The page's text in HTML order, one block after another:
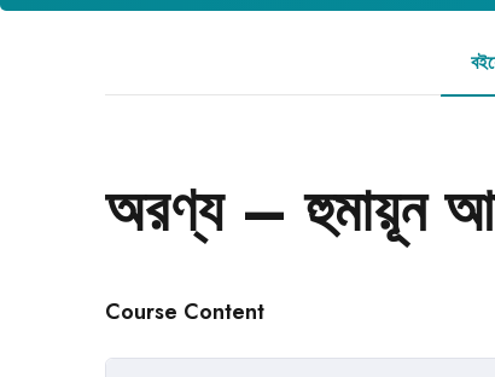
অরণ্য – হুমায়ূন
Course Content